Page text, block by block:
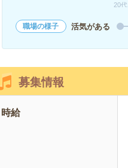
20代
職場の様子 活気がある
募集情報
時給